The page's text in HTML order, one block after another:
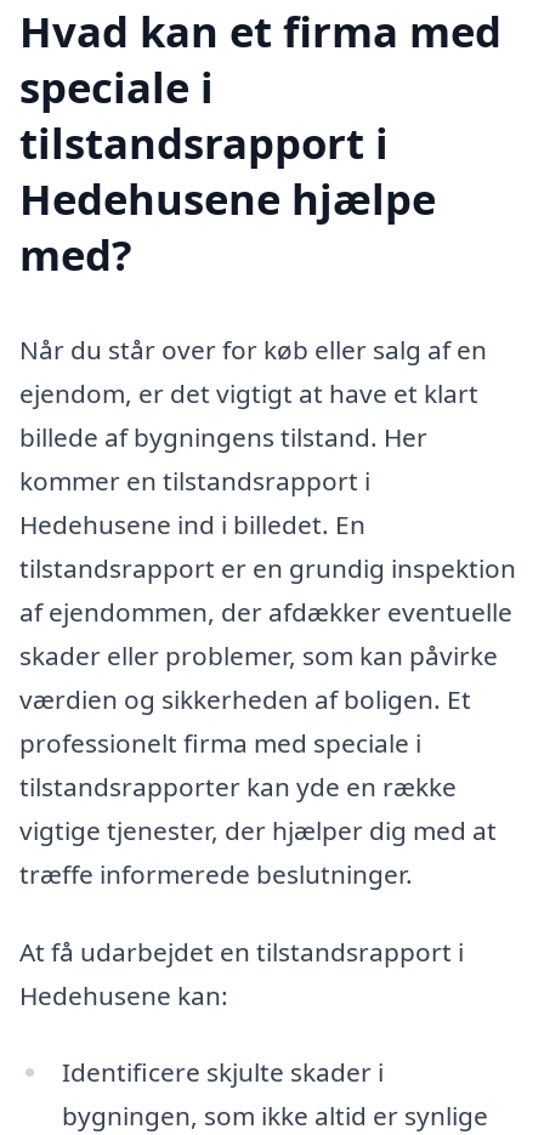
Hvad kan et firma med
speciale i
tilstandsrapport i
Hedehusene hjælpe
med?
Når du står over for køb eller salg af en
ejendom, er det vigtigt at have et klart
billede af bygningens tilstand. Her
kommer en tilstandsrapport i
Hedehusene ind i billedet. En
tilstandsrapport er en grundig inspektion
af ejendommen, der afdækker eventuelle
skader eller problemer, som kan påvirke
værdien og sikkerheden af boligen. Et
professionelt firma med speciale i
tilstandsrapporter kan yde en række
vigtige tjenester, der hjælper dig med at
træffe informerede beslutninger.
At få udarbejdet en tilstandsrapport i
Hedehusene kan:
Identificere skjulte skader i
bygningen, som ikke altid er synlige